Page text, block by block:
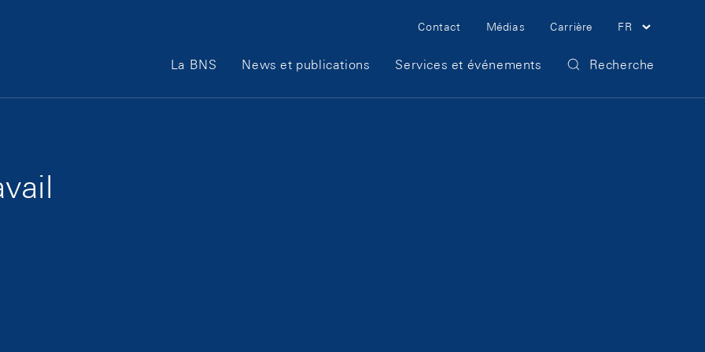
Meta Navigation
Contact Médias Carrière FR
Main Navigation
La BNS News et publications Services et événements Recherche